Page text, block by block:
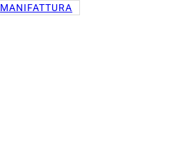
MANIFATTURA